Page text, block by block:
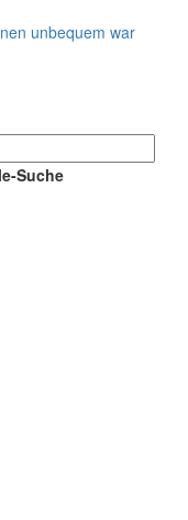
unbequem war
Suche